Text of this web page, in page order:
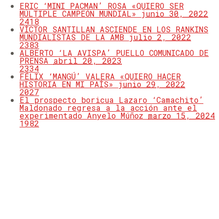
ERIC ‘MINI PACMAN’ ROSA «QUIERO SER
MÚLTIPLE CAMPEÓN MUNDIAL» junio 30, 2022
2418
VÍCTOR SANTILLAN ASCIENDE EN LOS RANKINS
MUNDIALISTAS DE LA AMB julio 2, 2022
2383
ALBERTO ‘LA AVISPA’ PUELLO COMUNICADO DE
PRENSA abril 20, 2023
2334
FÉLIX ‘MANGÚ’ VALERA «QUIERO HACER
HISTORIA EN MI PAÍS» junio 29, 2022
2027
El prospecto boricua Lazaro ‘Camachito’
Maldonado regresa a la acción ante el
experimentado Anyelo Múñoz marzo 15, 2024
1982